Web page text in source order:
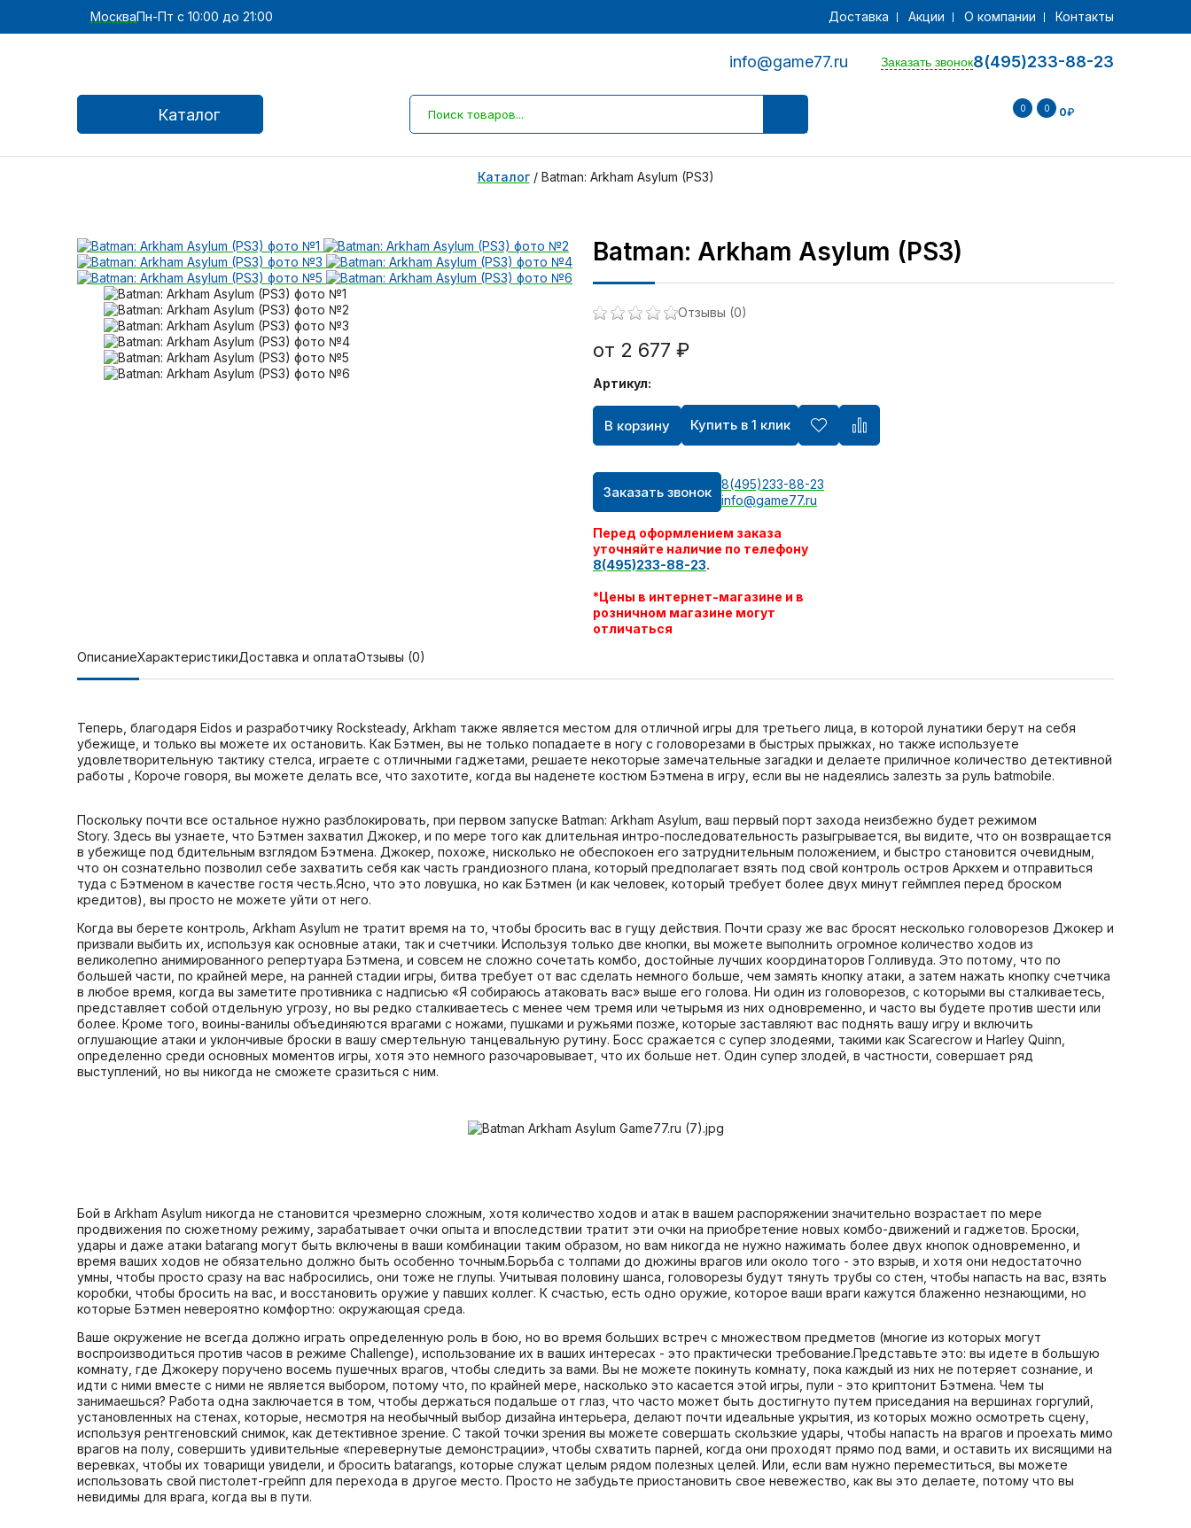
МоскваПн-Пт с 10:00 до 21:00 Доставка Акции О компании Контакты
info@game77.ru 8(495)233-88-23
Заказать звонок
Каталог 0 0 0₽
Каталог/ Batman: Arkham Asylum (PS3)
Batman: Arkham Asylum (PS3)
Отзывы (0)
от 2 677 ₽
Артикул:
В корзину Купить в 1 клик
Заказать звонок
8(495)233-88-23
info@game77.ru
Перед оформлением заказа
уточняйте наличие по телефону
8(495)233-88-23.
*Цены в интернет-магазине и в
розничном магазине могут
отличаться
ОписаниеХарактеристикиДоставка и оплатаОтзывы (0)
Теперь, благодаря Eidos и разработчику Rocksteady, Arkham также является местом для отличной игры для третьего лица, в которой лунатики берут на себя
убежище, и только вы можете их остановить. Как Бэтмен, вы не только попадаете в ногу с головорезами в быстрых прыжках, но также используете
удовлетворительную тактику стелса, играете с отличными гаджетами, решаете некоторые замечательные загадки и делаете приличное количество детективной
работы , Короче говоря, вы можете делать все, что захотите, когда вы наденете костюм Бэтмена в игру, если вы не надеялись залезть за руль batmobile.
Поскольку почти все остальное нужно разблокировать, при первом запуске Batman: Arkham Asylum, ваш первый порт захода неизбежно будет режимом
Story. Здесь вы узнаете, что Бэтмен захватил Джокер, и по мере того как длительная интро-последовательность разыгрывается, вы видите, что он возвращается
в убежище под бдительным взглядом Бэтмена. Джокер, похоже, нисколько не обеспокоен его затруднительным положением, и быстро становится очевидным,
что он сознательно позволил себе захватить себя как часть грандиозного плана, который предполагает взять под свой контроль остров Аркхем и отправиться
туда с Бэтменом в качестве гостя честь.Ясно, что это ловушка, но как Бэтмен (и как человек, который требует более двух минут геймплея перед броском
кредитов), вы просто не можете уйти от него.
Когда вы берете контроль, Arkham Asylum не тратит время на то, чтобы бросить вас в гущу действия. Почти сразу же вас бросят несколько головорезов Джокер и
призвали выбить их, используя как основные атаки, так и счетчики. Используя только две кнопки, вы можете выполнить огромное количество ходов из
великолепно анимированного репертуара Бэтмена, и совсем не сложно сочетать комбо, достойные лучших координаторов Голливуда. Это потому, что по
большей части, по крайней мере, на ранней стадии игры, битва требует от вас сделать немного больше, чем замять кнопку атаки, а затем нажать кнопку счетчика
в любое время, когда вы заметите противника с надписью «Я собираюсь атаковать вас» выше его голова. Ни один из головорезов, с которыми вы сталкиваетесь,
представляет собой отдельную угрозу, но вы редко сталкиваетесь с менее чем тремя или четырьмя из них одновременно, и часто вы будете против шести или
более. Кроме того, воины-ванилы объединяются врагами с ножами, пушками и ружьями позже, которые заставляют вас поднять вашу игру и включить
оглушающие атаки и уклончивые броски в вашу смертельную танцевальную рутину. Босс сражается с супер злодеями, такими как Scarecrow и Harley Quinn,
определенно среди основных моментов игры, хотя это немного разочаровывает, что их больше нет. Один супер злодей, в частности, совершает ряд
выступлений, но вы никогда не сможете сразиться с ним.
Бой в Arkham Asylum никогда не становится чрезмерно сложным, хотя количество ходов и атак в вашем распоряжении значительно возрастает по мере
продвижения по сюжетному режиму, зарабатывает очки опыта и впоследствии тратит эти очки на приобретение новых комбо-движений и гаджетов. Броски,
удары и даже атаки batarang могут быть включены в ваши комбинации таким образом, но вам никогда не нужно нажимать более двух кнопок одновременно, и
время ваших ходов не обязательно должно быть особенно точным.Борьба с толпами до дюжины врагов или около того - это взрыв, и хотя они недостаточно
умны, чтобы просто сразу на вас набросились, они тоже не глупы. Учитывая половину шанса, головорезы будут тянуть трубы со стен, чтобы напасть на вас, взять
коробки, чтобы бросить на вас, и восстановить оружие у павших коллег. К счастью, есть одно оружие, которое ваши враги кажутся блаженно незнающими, но
которые Бэтмен невероятно комфортно: окружающая среда.
Ваше окружение не всегда должно играть определенную роль в бою, но во время больших встреч с множеством предметов (многие из которых могут
воспроизводиться против часов в режиме Challenge), использование их в ваших интересах - это практически требование.Представьте это: вы идете в большую
комнату, где Джокеру поручено восемь пушечных врагов, чтобы следить за вами. Вы не можете покинуть комнату, пока каждый из них не потеряет сознание, и
идти с ними вместе с ними не является выбором, потому что, по крайней мере, насколько это касается этой игры, пули - это криптонит Бэтмена. Чем ты
занимаешься? Работа одна заключается в том, чтобы держаться подальше от глаз, что часто может быть достигнуто путем приседания на вершинах горгулий,
установленных на стенах, которые, несмотря на необычный выбор дизайна интерьера, делают почти идеальные укрытия, из которых можно осмотреть сцену,
используя рентгеновский снимок, как детективное зрение. С такой точки зрения вы можете совершать скользкие удары, чтобы напасть на врагов и проехать мимо
врагов на полу, совершить удивительные «перевернутые демонстрации», чтобы схватить парней, когда они проходят прямо под вами, и оставить их висящими на
веревках, чтобы их товарищи увидели, и бросить batarangs, которые служат целым рядом полезных целей. Или, если вам нужно переместиться, вы можете
использовать свой пистолет-грейпп для перехода в другое место. Просто не забудьте приостановить свое невежество, как вы это делаете, потому что вы
невидимы для врага, когда вы в пути.